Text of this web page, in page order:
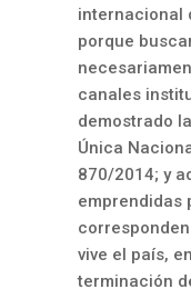
internacional
porque
canales
demostrado
Única
870/2014; y
emprendidas
vive el país,
terminación